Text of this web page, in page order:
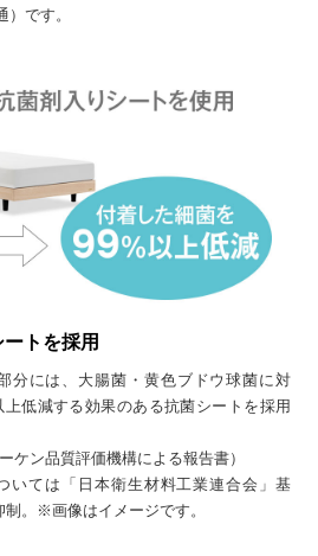
です。
トを採用
分には、大腸菌・黄色ブドウ球菌に対
低減する効果のある抗菌シートを採用
ケン品質評価機構による報告書）
いては「日本衛生材料工業連合会」基
。※画像はイメージです。